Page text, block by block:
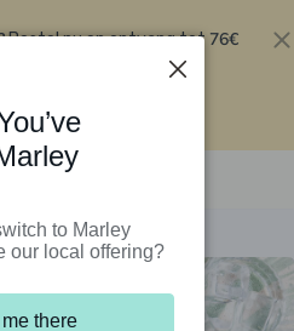
Bestel nu en ontvang tot 76€
to Marley
our local offering?
there